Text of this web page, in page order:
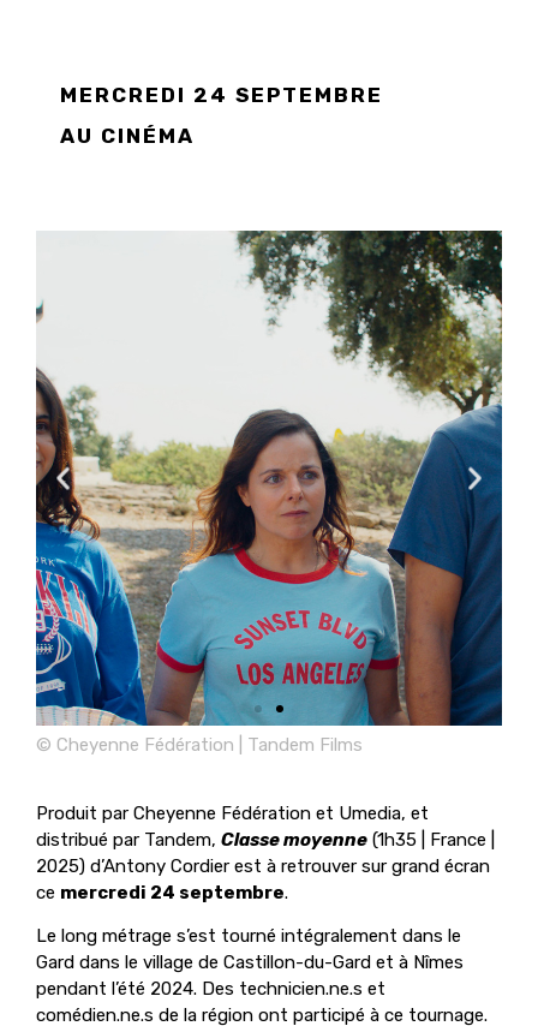
MERCREDI 24 SEPTEMBRE
AU CINÉMA
© Cheyenne Fédération | Tandem Films
Produit par Cheyenne Fédération et Umedia, et
distribué par Tandem, Classe moyenne (1h35 | France |
2025) d’Antony Cordier est à retrouver sur grand écran
ce mercredi 24 septembre.
Le long métrage s’est tourné intégralement dans le
Gard dans le village de Castillon-du-Gard et à Nîmes
pendant l’été 2024. Des technicien.ne.s et
comédien.ne.s de la région ont participé à ce tournage.